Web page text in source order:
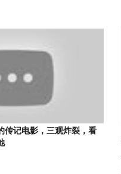
传记电影，三观炸裂，看